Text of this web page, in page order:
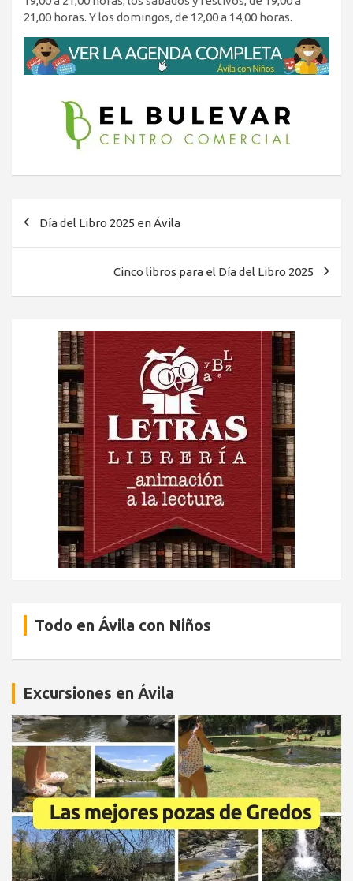
21,00 horas. Y los domingos, de 12,00 a 14,00 horas.
Día del Libro 2025 en Ávila
Cinco libros para el Día del Libro 2025
Todo en Ávila con Niños
Excursiones en Ávila